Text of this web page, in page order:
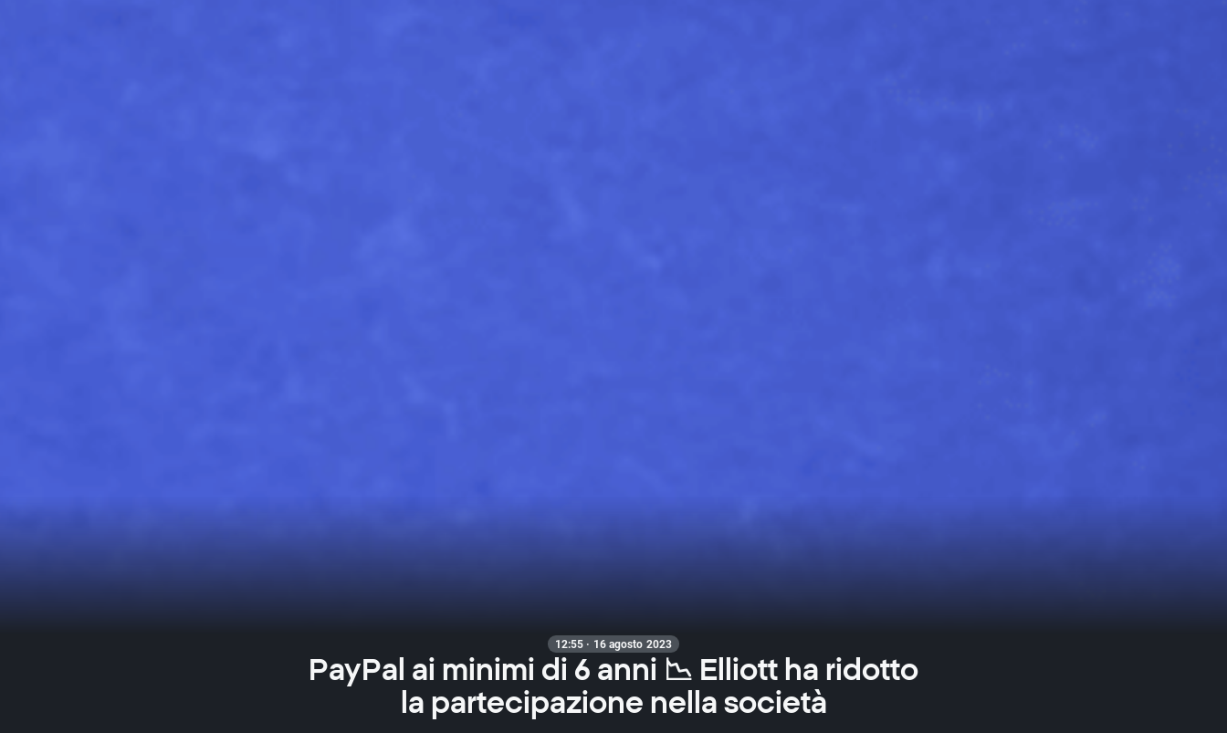
12:55 · 16 agosto 2023
PayPal ai minimi di 6 anni 📉 Elliott ha ridotto
la partecipazione nella società